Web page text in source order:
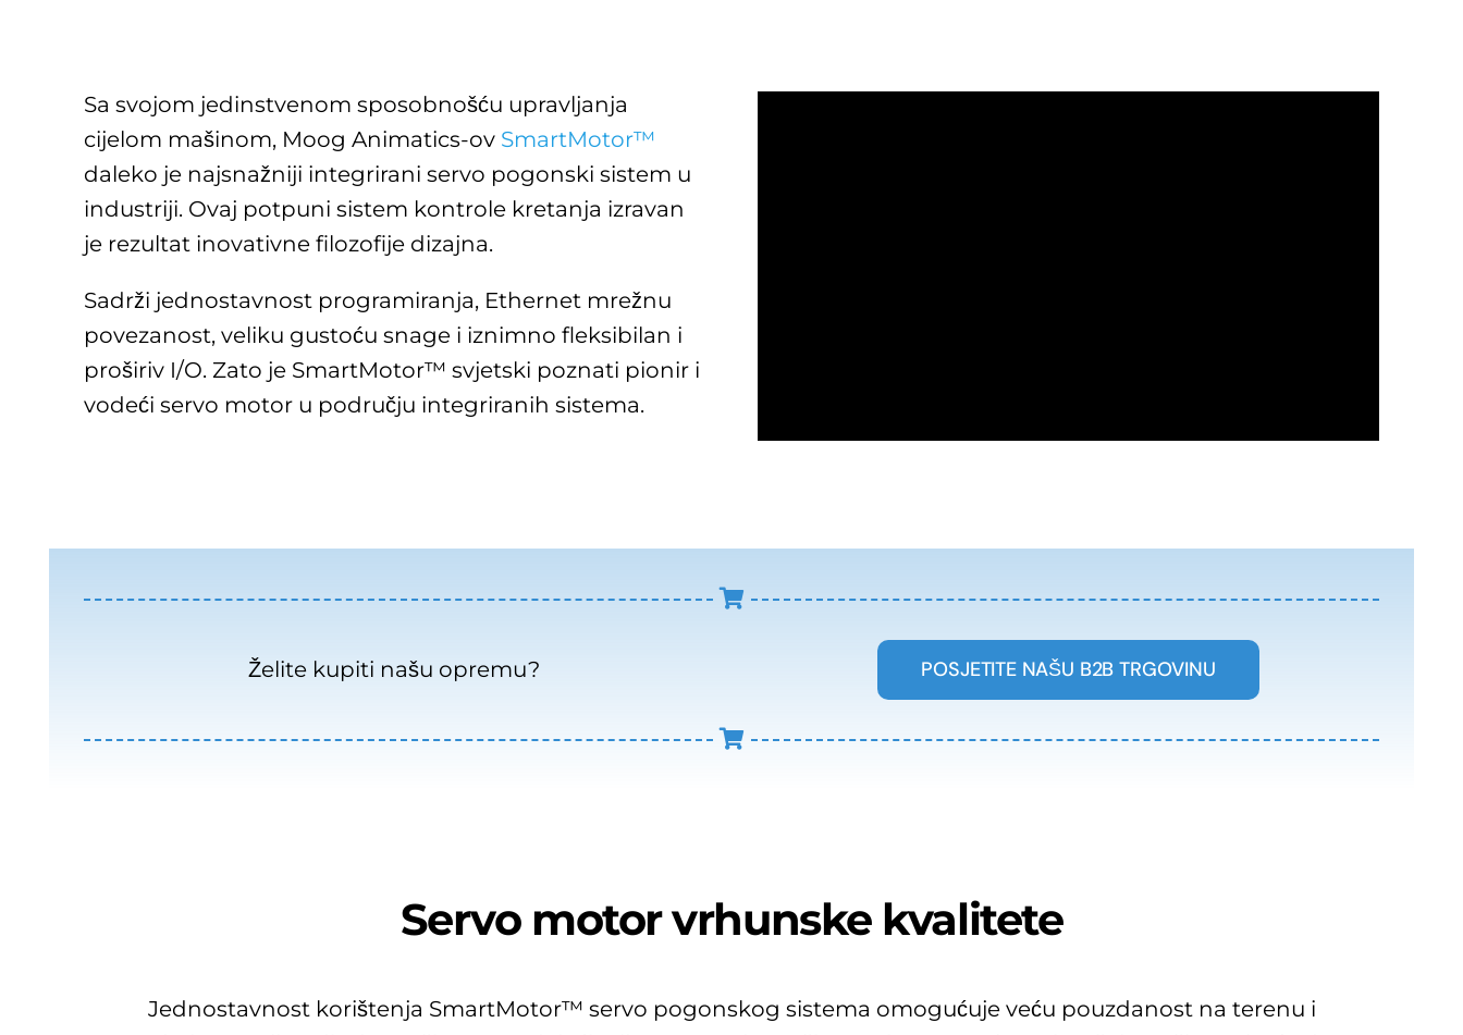
Sa svojom jedinstvenom sposobnošću upravljanja
cijelom mašinom, Moog Animatics-ov SmartMotor™
daleko je najsnažniji integrirani servo pogonski sistem u
industriji. Ovaj potpuni sistem kontrole kretanja izravan
je rezultat inovativne filozofije dizajna.
Sadrži jednostavnost programiranja, Ethernet mrežnu
povezanost, veliku gustoću snage i iznimno fleksibilan i
proširiv I/O. Zato je SmartMotor™ svjetski poznati pionir i
vodeći servo motor u području integriranih sistema.
Želite kupiti našu opremu? POSJETITE NAŠU B2B TRGOVINU
Servo motor vrhunske kvalitete
Jednostavnost korištenja SmartMotor™ servo pogonskog sistema omogućuje veću pouzdanost na terenu i